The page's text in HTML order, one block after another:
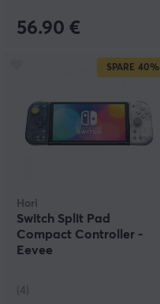
56.90 €
SPARE 40%
Hori
Switch Split Pad
Compact Controller -
Eevee
(4)